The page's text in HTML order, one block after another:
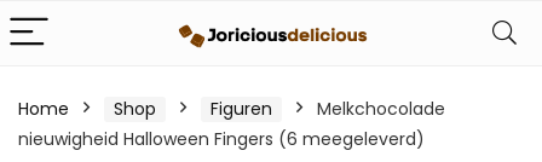
Home Shop Figuren
Melkchocolade
nieuwigheid Halloween Fingers (6 meegeleverd)